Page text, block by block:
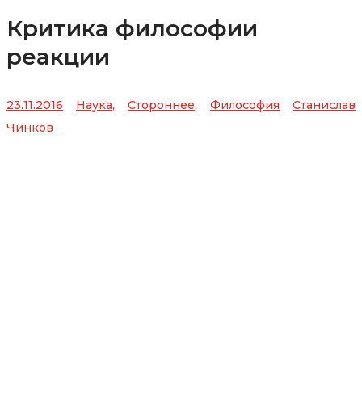
Критика философии
реакции
23.11.2016 Наука, Стороннее, Философия
Станислав
Чинков